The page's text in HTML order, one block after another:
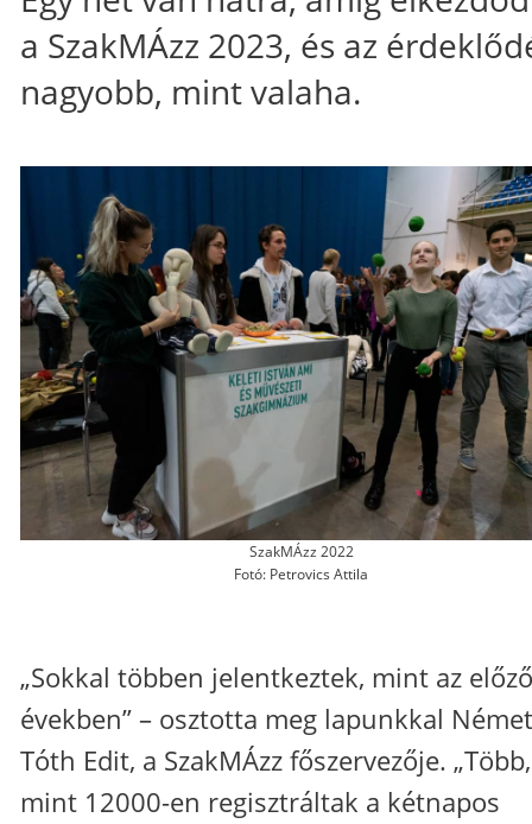
a SzakMÁzz 2023, és az
nagyobb, mint valaha.
SzakMÁzz 2022
Fotó: Petrovics Attila
„Sokkal többen jelentkeztek, mint az előző
években” – osztotta meg lapunkkal
Tóth Edit, a SzakMÁzz főszervezője. „Több,
mint 12000-en regisztráltak a kétnapos